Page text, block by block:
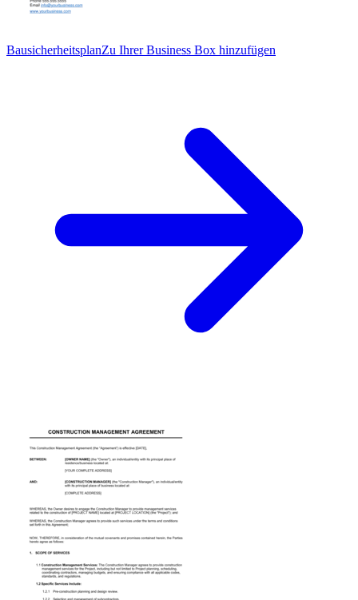
BausicherheitsplanZu Ihrer Business Box hinzufügen